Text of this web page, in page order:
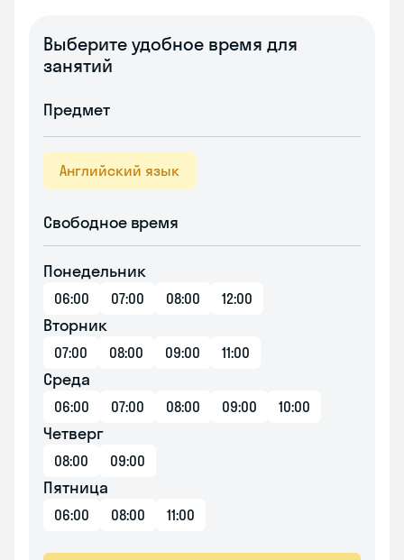
Выберите удобное время для
занятий
Предмет
Английский язык
Свободное время
Понедельник
06:00 07:00 08:00 12:00
Вторник
07:00 08:00 09:00 11:00
Среда
06:00 07:00 08:00 09:00 10:00
Четверг
08:00 09:00
Пятница
06:00 08:00 11:00